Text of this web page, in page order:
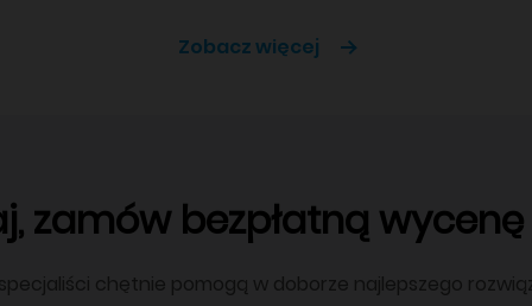
Zobacz więcej
zamów bezpłatną
chętnie pomogą w doborze najlepszego